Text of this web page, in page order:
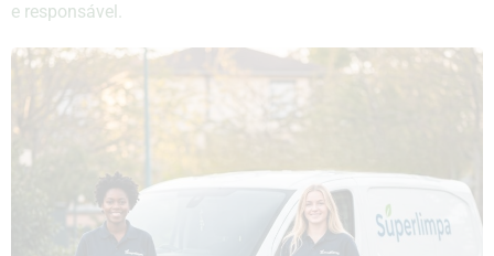
e responsável.